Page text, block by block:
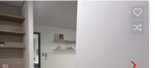
o imóvel oferece o conforto de
moderna, ideal para quem busca
vida em uma das regiões mais
do imóvel:
2 suítes 2 banheiros